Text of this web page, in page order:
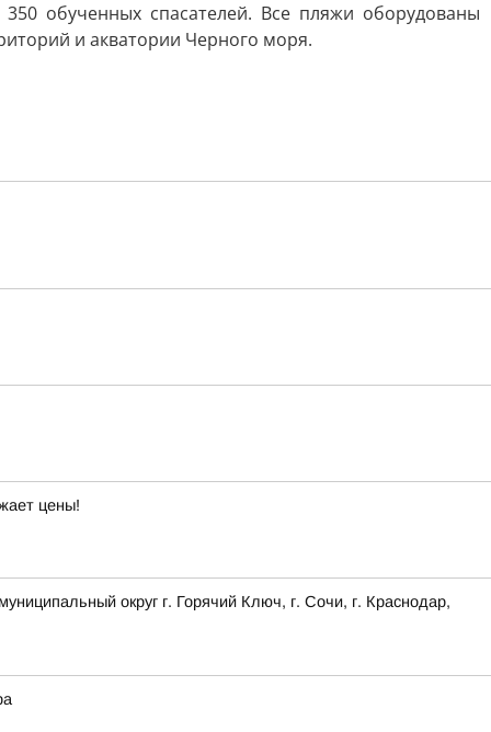
обученных спасателей. Все пляжи оборудованы
и акватории Черного моря.
цены!
округ г. Горячий Ключ, г. Сочи, г. Краснодар,